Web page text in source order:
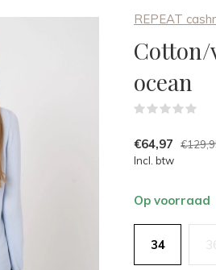
REPEAT
ocean
€64,97
Incl. btw
Op voorraad
34